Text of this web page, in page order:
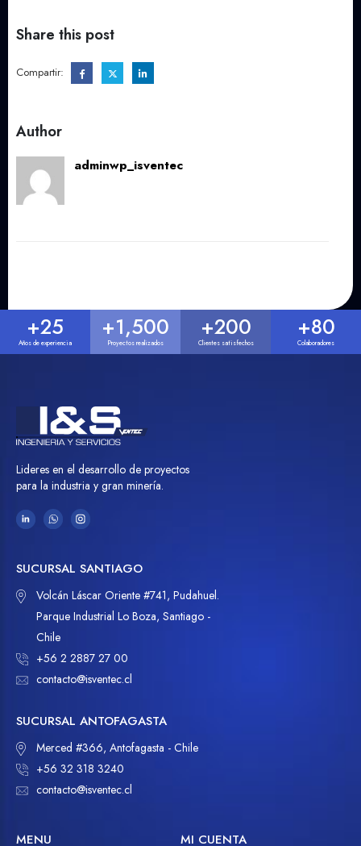
Share this post
Author
adminwp_isventec
Años de experiencia
+25
Proyectos realizados
+1,500
Clientes satisfechos
+200
Colaboradores
+80
Lideres en el desarrollo de proyectos
para la industria y gran minería.
SUCURSAL SANTIAGO
Volcán Láscar Oriente #741, Pudahuel.
Parque Industrial Lo Boza, Santiago -
Chile
+56 2 2887 27 00
contacto@isventec.cl
SUCURSAL ANTOFAGASTA
Merced #366, Antofagasta - Chile
+56 32 318 3240
contacto@isventec.cl
MENU MI CUENTA